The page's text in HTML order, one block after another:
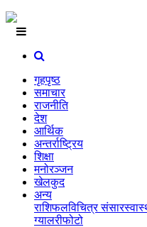
गृहपृष्ठ
समाचार
राजनीति
देश
आर्थिक
अन्तर्राष्ट्रिय
शिक्षा
मनोरञ्जन
खेलकुद
अन्य
राशिफलविचित्र संसार
ग्यालरीफोटो